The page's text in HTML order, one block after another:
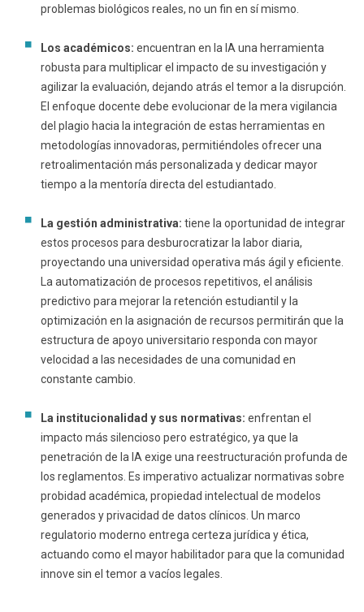
problemas biológicos reales, no un fin en sí mismo.
Los académicos: encuentran en la IA una herramienta
robusta para multiplicar el impacto de su investigación y
agilizar la evaluación, dejando atrás el temor a la disrupción.
El enfoque docente debe evolucionar de la mera vigilancia
del plagio hacia la integración de estas herramientas en
metodologías innovadoras, permitiéndoles ofrecer una
retroalimentación más personalizada y dedicar mayor
tiempo a la mentoría directa del estudiantado.
La gestión administrativa: tiene la oportunidad de integrar
estos procesos para desburocratizar la labor diaria,
proyectando una universidad operativa más ágil y eficiente.
La automatización de procesos repetitivos, el análisis
predictivo para mejorar la retención estudiantil y la
optimización en la asignación de recursos permitirán que la
estructura de apoyo universitario responda con mayor
velocidad a las necesidades de una comunidad en
constante cambio.
La institucionalidad y sus normativas: enfrentan el
impacto más silencioso pero estratégico, ya que la
penetración de la IA exige una reestructuración profunda de
los reglamentos. Es imperativo actualizar normativas sobre
probidad académica, propiedad intelectual de modelos
generados y privacidad de datos clínicos. Un marco
regulatorio moderno entrega certeza jurídica y ética,
actuando como el mayor habilitador para que la comunidad
innove sin el temor a vacíos legales.